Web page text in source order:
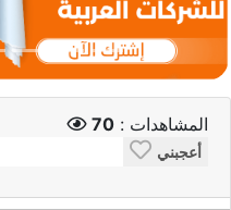
المشاهدات : 70
أعجبني